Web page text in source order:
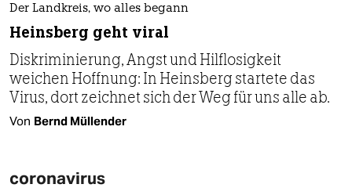
Der Landkreis, wo alles begann
Heinsberg geht viral
Diskriminierung, Angst und Hilflosigkeit
weichen Hoffnung: In Heinsberg startete das
Virus, dort zeichnet sich der Weg für uns alle ab.
Von Bernd Müllender
coronavirus